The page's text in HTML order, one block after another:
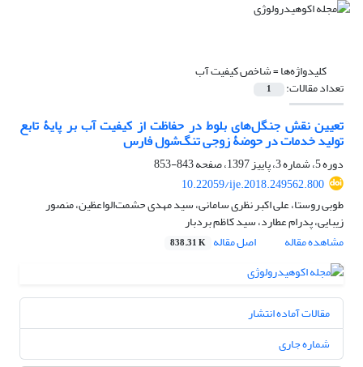
کلیدواژه‌ها =شاخص کیفیت آب
تعداد مقالات: 1
تعیین نقش جنگل‏‌های بلوط در حفاظت از کیفیت آب بر پایۀ تابع
تولید خدمات در حوضۀ زوجی تنگ‌شول فارس
دوره 5، شماره 3، پاییز 1397، صفحه
843-853
10.22059/ije.2018.249562.800
طوبی روستا، علی اکبر نظری سامانی، سید مهدی حشمت‌الواعظین، منصور
زیبایی، پدرام عطارد، سید کاظم بردبار
مشاهده مقاله
اصل مقاله 838.31 K
مقالات آماده انتشار
شماره جاری